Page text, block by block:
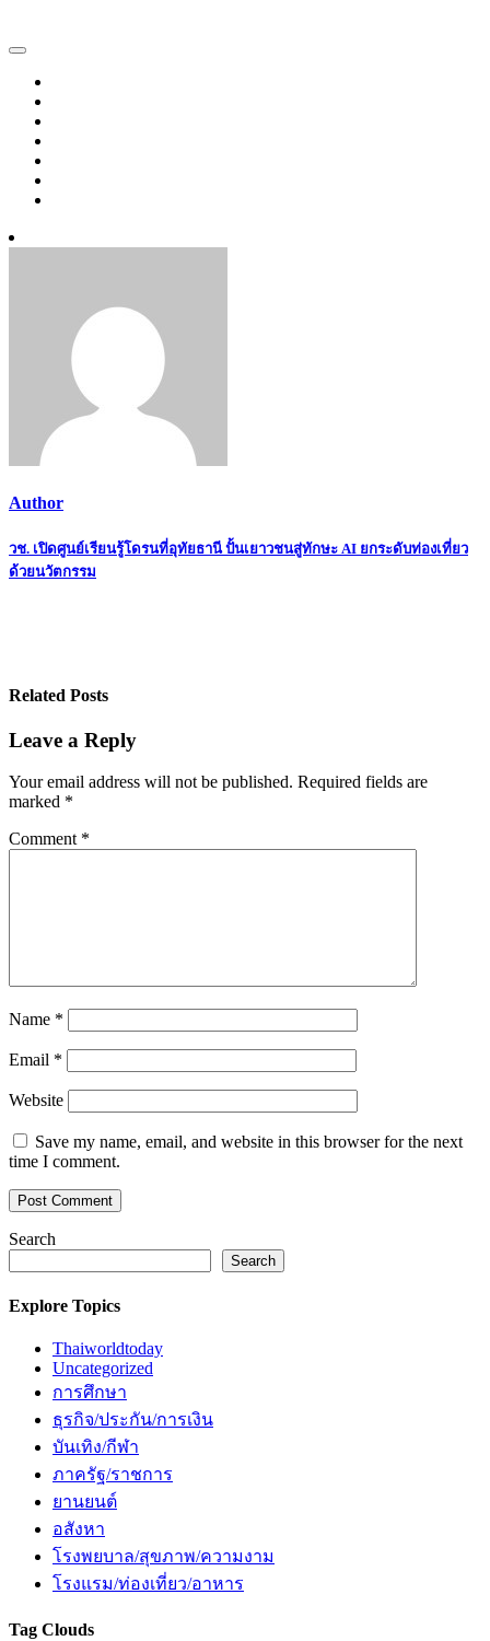
Author
Post
navigation
วช. เปิดศูนย์เรียนรู้โดรนที่อุทัยธานี ปั้นเยาวชนสู่ทักษะ AI ยกระดับท่องเที่ยว
ด้วยนวัตกรรม
Related Posts
Leave a Reply
Your email address will not be published. Required fields are
marked *
Comment *
Name *
Email *
Website
Save my name, email, and website in this browser for the next
time I comment.
Search
Search
Explore Topics
Thaiworldtoday
Uncategorized
การศึกษา
ธุรกิจ/ประกัน/การเงิน
บันเทิง/กีฬา
ภาครัฐ/ราชการ
ยานยนต์
อสังหา
โรงพยบาล/สุขภาพ/ความงาม
โรงแรม/ท่องเที่ยว/อาหาร
Tag Clouds